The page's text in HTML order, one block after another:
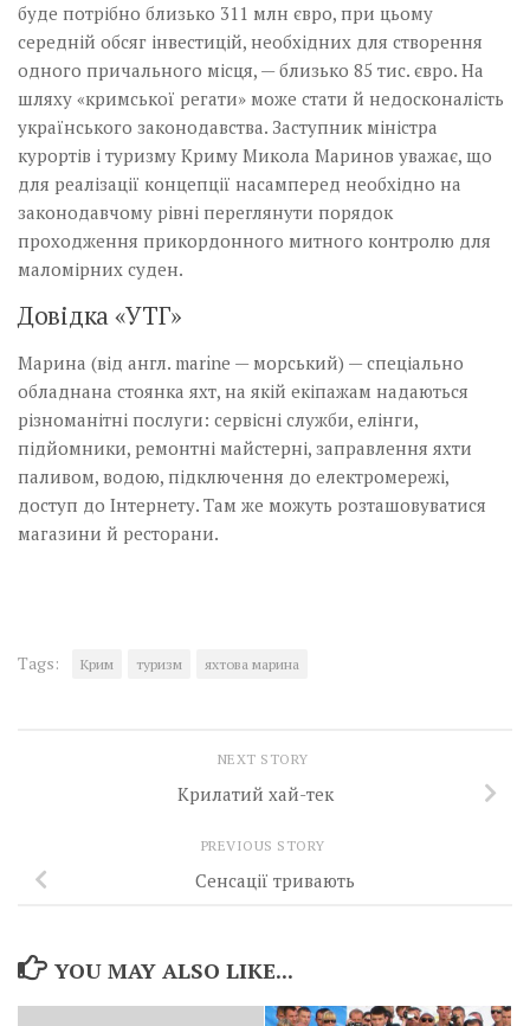
буде потрібно близько 311 млн євро, при цьому
середній обсяг інвестицій, необхідних для створення
одного причального місця, — близько 85 тис. євро. На
шляху «кримської регати» може стати й недосконалість
українського законодавства. Заступник міністра
курортів і туризму Криму Микола Маринов уважає, що
для реалізації концепції насамперед необхідно на
законодавчому рівні переглянути порядок
проходження прикордонного митного контролю для
маломірних суден.
Довідка «УТГ»
Марина (від англ. marine — морський) — спеціально
обладнана стоянка яхт, на якій екіпажам надаються
різноманітні послуги: сервісні служби, елінги,
підйомники, ремонтні майстерні, заправлення яхти
паливом, водою, підключення до електромережі,
доступ до Інтернету. Там же можуть розташовуватися
магазини й ресторани.
Tags: Крим туризм яхтова марина
NEXT STORY
Крилатий хай-тек
PREVIOUS STORY
Сенсації тривають
YOU MAY ALSO LIKE...